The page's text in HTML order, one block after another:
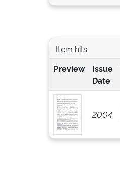
Item hits:
Preview
Issue
Date
2004